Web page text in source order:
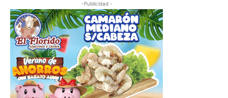
-Publicidad -